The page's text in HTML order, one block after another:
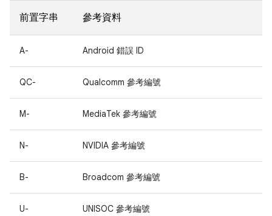
前置字串 參考資料
A- Android 錯誤 ID
QC- Qualcomm 參考編號
M- MediaTek 參考編號
N- NVIDIA 參考編號
B- Broadcom 參考編號
U- UNISOC 參考編號